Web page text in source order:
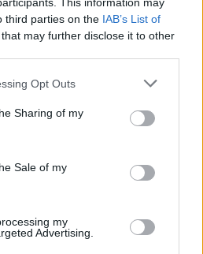
third parties on the IAB’s List of
that may further disclose it to other
Opt Outs
Sharing of my
Sale of my
my
Advertising.
που κατάφερε να μας
αλλά η θέληση τους